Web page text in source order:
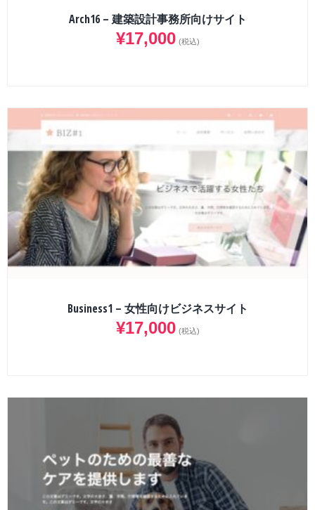
Arch16 – 建築設計事務所向けサイト
¥17,000 (税込)
Business1 – 女性向けビジネスサイト
¥17,000 (税込)